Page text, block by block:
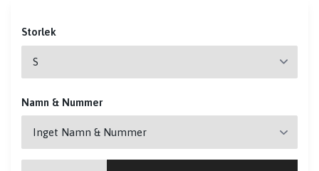
Storlek
Namn & Nummer